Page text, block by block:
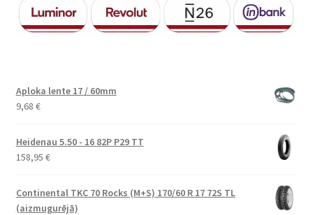
Aploka lente 17 / 60mm
9,68 €
Heidenau 5.50 - 16 82P P29 TT
158,95 €
Continental TKC 70 Rocks (M+S) 170/60 R 17 72S TL
(aizmugurējā)